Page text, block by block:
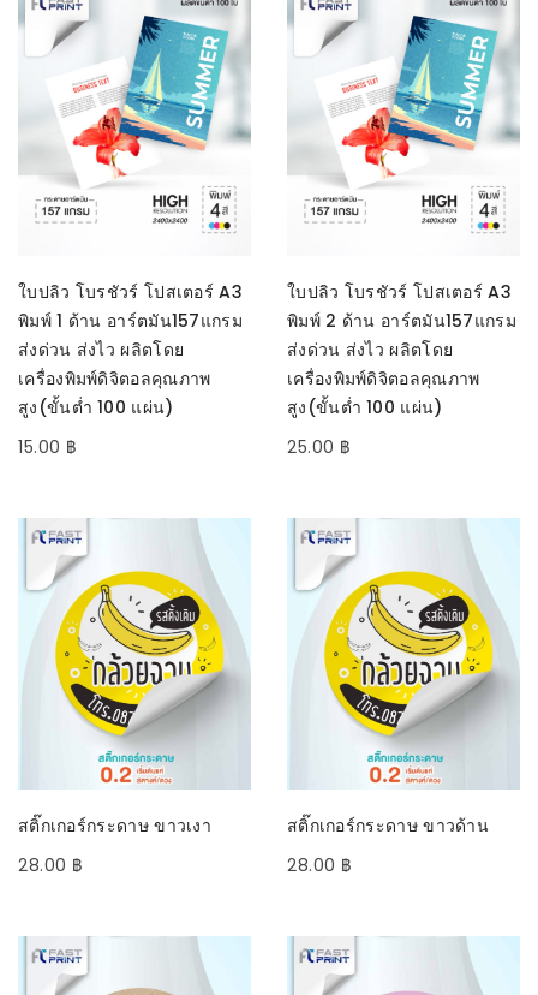
หยิบใส่ตะกร้า
ใบปลิว โบรชัวร์ โปสเตอร์ A3
พิมพ์ 1 ด้าน อาร์ตมัน157แกรม
ส่งด่วน ส่งไว ผลิตโดย
เครื่องพิมพ์ดิจิตอลคุณภาพ
สูง(ขั้นต่ำ 100 แผ่น)
15.00 ฿
หยิบใส่ตะกร้า
ใบปลิว โบรชัวร์ โปสเตอร์ A3
พิมพ์ 2 ด้าน อาร์ตมัน157แกรม
ส่งด่วน ส่งไว ผลิตโดย
เครื่องพิมพ์ดิจิตอลคุณภาพ
สูง(ขั้นต่ำ 100 แผ่น)
25.00 ฿
SELECT OPTIONS
สติ๊กเกอร์กระดาษ ขาวเงา
28.00 ฿
SELECT OPTIONS
สติ๊กเกอร์กระดาษ ขาวด้าน
28.00 ฿